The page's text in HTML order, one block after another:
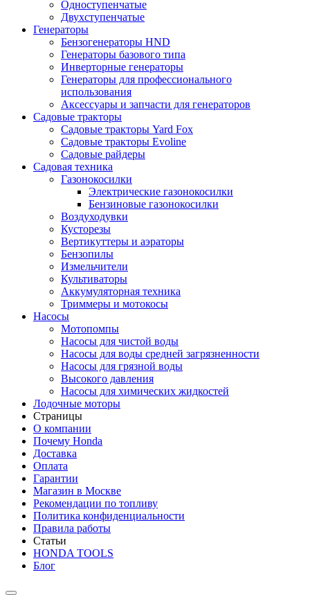
Одноступенчатые
Двухступенчатые
Генераторы
Бензогенераторы HND
Генераторы базового типа
Инверторные генераторы
Генераторы для профессионального
использования
Аксессуары и запчасти для генераторов
Садовые тракторы
Садовые тракторы Yard Fox
Садовые тракторы Evoline
Садовые райдеры
Садовая техника
Газонокосилки
Электрические газонокосилки
Бензиновые газонокосилки
Воздуходувки
Кусторезы
Вертикуттеры и аэраторы
Бензопилы
Измельчители
Культиваторы
Аккумуляторная техника
Триммеры и мотокосы
Насосы
Мотопомпы
Насосы для чистой воды
Насосы для воды средней загрязненности
Насосы для грязной воды
Высокого давления
Насосы для химических жидкостей
Лодочные моторы
Страницы
О компании
Почему Honda
Доставка
Оплата
Гарантии
Магазин в Москве
Рекомендации по топливу
Политика конфиденциальности
Правила работы
Статьи
HONDA TOOLS
Блог